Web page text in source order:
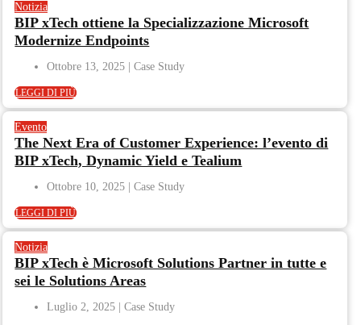
Notizia
BIP xTech ottiene la Specializzazione Microsoft
Modernize Endpoints
Ottobre 13, 2025
LEGGI DI PIÙ
Evento
The Next Era of Customer Experience: l’evento di
BIP xTech, Dynamic Yield e Tealium
Ottobre 10, 2025
LEGGI DI PIÙ
Notizia
BIP xTech è Microsoft Solutions Partner in tutte e
sei le Solutions Areas
Luglio 2, 2025